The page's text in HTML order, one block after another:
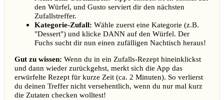
den Würfel, und Gusto serviert dir den nächsten
Zufallstreffer.
Kategorie-Zufall: Wähle zuerst eine Kategorie (z.B.
"Dessert") und klicke DANN auf den Würfel. Der
Fuchs sucht dir nun einen zufälligen Nachtisch heraus!
Gut zu wissen: Wenn du in ein Zufalls-Rezept hineinklickst
und dann wieder zurückgehst, merkt sich die App das
erwürfelte Rezept für kurze Zeit (ca. 2 Minuten). So verlierst
du deinen Treffer nicht versehentlich, wenn du nur mal kurz
die Zutaten checken wolltest!